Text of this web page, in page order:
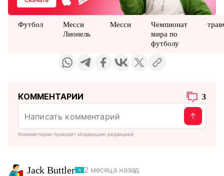
Футбол
Месси
Лионель
Месси
Чемпионат
мира по
футболу
КОММЕНТАРИИ 3
Комментарии проходят модерацию редакцией
Jack Buttler 2 месяца назад